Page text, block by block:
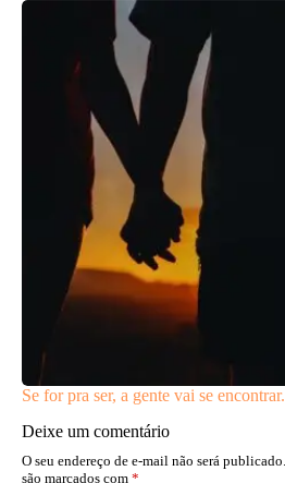
Se for pra ser, a gente vai se encontrar.
Deixe um comentário
O seu endereço de e-mail não será publicado.
são marcados com *